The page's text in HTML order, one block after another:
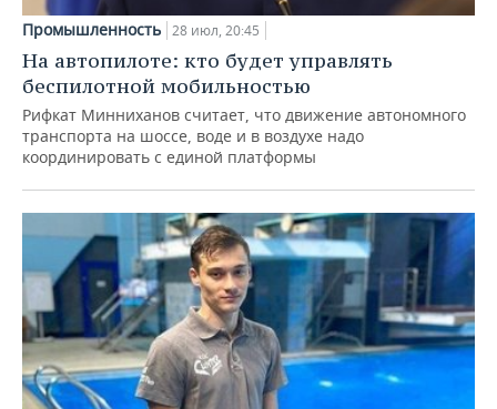
Промышленность 28 июл, 20:45
На автопилоте: кто будет управлять
беспилотной мобильностью
Рифкат Минниханов считает, что движение автономного
транспорта на шоссе, воде и в воздухе надо
координировать с единой платформы